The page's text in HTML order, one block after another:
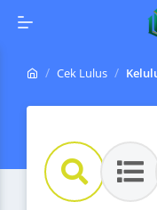
Cek Lulus